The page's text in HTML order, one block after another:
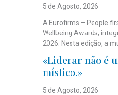
5 de Agosto, 2026
A Eurofirms – People
Wellbeing Awards,
2026. Nesta edição, a
«Liderar não é
místico.»
5 de Agosto, 2026